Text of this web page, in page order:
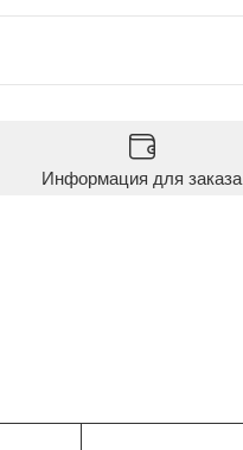
Информация для заказа